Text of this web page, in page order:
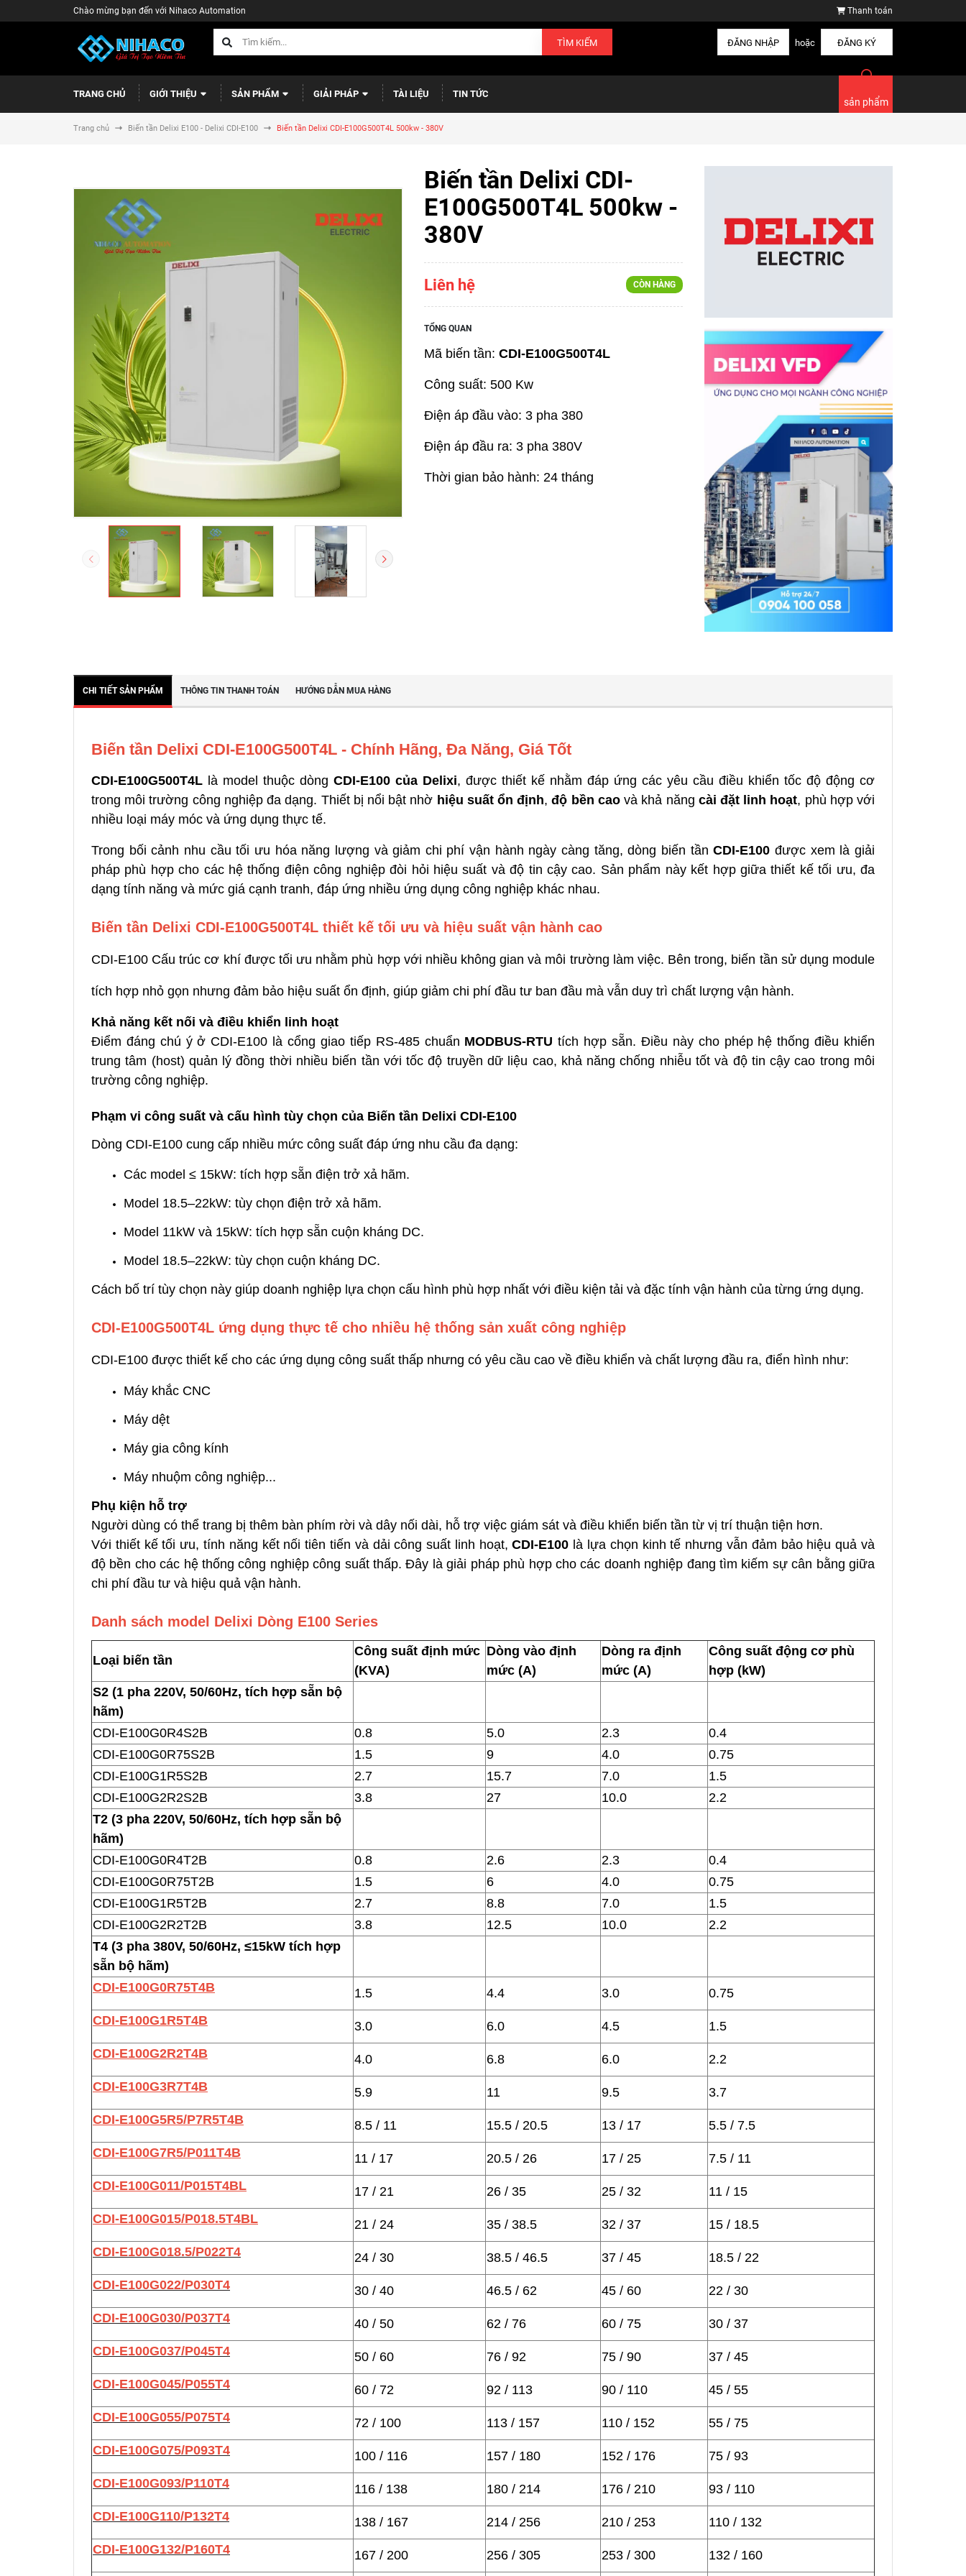
Chào mừng bạn đến với Nihaco Automation Thanh toán
TÌM KIẾM ĐĂNG NHẬP hoặc ĐĂNG KÝ
TRANG CHỦ GIỚI THIỆU SẢN PHẨM GIẢI PHÁP TÀI LIỆU TIN TỨC
sản phẩm
Trang chủ Biến tần Delixi E100 - Delixi CDI-E100 Biến tần Delixi CDI-E100G500T4L 500kw - 380V
Biến tần Delixi CDI-
E100G500T4L 500kw -
380V
Liên hệ CÒN HÀNG
TỔNG QUAN
Mã biến tần: CDI-E100G500T4L
Công suất: 500 Kw
Điện áp đầu vào: 3 pha 380
Điện áp đầu ra: 3 pha 380V
Thời gian bảo hành: 24 tháng
CHI TIẾT SẢN PHẨM THÔNG TIN THANH TOÁN HƯỚNG DẪN MUA HÀNG
Biến tần Delixi CDI-E100G500T4L - Chính Hãng, Đa Năng, Giá Tốt
CDI-E100G500T4L là model thuộc dòng CDI-E100 của Delixi, được thiết kế nhằm đáp ứng các yêu cầu điều khiển tốc độ động cơ
trong môi trường công nghiệp đa dạng. Thiết bị nổi bật nhờ hiệu suất ổn định,độ bền caovà khả năng cài đặt linh hoạt, phù hợp với
nhiều loại máy móc và ứng dụng thực tế.
Trong bối cảnh nhu cầu tối ưu hóa năng lượng và giảm chi phí vận hành ngày càng tăng, dòng biến tầnCDI-E100 được xem là giải
pháp phù hợp cho các hệ thống điện công nghiệp đòi hỏi hiệu suất và độ tin cậy cao. Sản phẩm này kết hợp giữa thiết kế tối ưu, đa
dạng tính năng và mức giá cạnh tranh, đáp ứng nhiều ứng dụng công nghiệp khác nhau.
Biến tần Delixi CDI-E100G500T4L thiết kế tối ưu và hiệu suất vận hành cao
CDI-E100 Cấu trúc cơ khí được tối ưu nhằm phù hợp với nhiều không gian và môi trường làm việc. Bên trong, biến tần sử dụng module
tích hợp nhỏ gọn nhưng đảm bảo hiệu suất ổn định, giúp giảm chi phí đầu tư ban đầu mà vẫn duy trì chất lượng vận hành.
Khả năng kết nối và điều khiển linh hoạt
Điểm đáng chú ý ở CDI-E100 là cổng giao tiếp RS-485 chuẩn MODBUS-RTU tích hợp sẵn. Điều này cho phép hệ thống điều khiển
trung tâm (host) quản lý đồng thời nhiều biến tần với tốc độ truyền dữ liệu cao, khả năng chống nhiễu tốt và độ tin cậy cao trong môi
trường công nghiệp.
Phạm vi công suất và cấu hình tùy chọn của Biến tần Delixi CDI-E100
Dòng CDI-E100 cung cấp nhiều mức công suất đáp ứng nhu cầu đa dạng:
Các model ≤ 15kW: tích hợp sẵn điện trở xả hãm.
Model 18.5–22kW: tùy chọn điện trở xả hãm.
Model 11kW và 15kW: tích hợp sẵn cuộn kháng DC.
Model 18.5–22kW: tùy chọn cuộn kháng DC.
Cách bố trí tùy chọn này giúp doanh nghiệp lựa chọn cấu hình phù hợp nhất với điều kiện tải và đặc tính vận hành của từng ứng dụng.
CDI-E100G500T4L ứng dụng thực tế cho nhiều hệ thống sản xuất công nghiệp
CDI-E100 được thiết kế cho các ứng dụng công suất thấp nhưng có yêu cầu cao về điều khiển và chất lượng đầu ra, điển hình như:
Máy khắc CNC
Máy dệt
Máy gia công kính
Máy nhuộm công nghiệp...
Phụ kiện hỗ trợ
Người dùng có thể trang bị thêm bàn phím rời và dây nối dài, hỗ trợ việc giám sát và điều khiển biến tần từ vị trí thuận tiện hơn.
Với thiết kế tối ưu, tính năng kết nối tiên tiến và dải công suất linh hoạt,CDI-E100 là lựa chọn kinh tế nhưng vẫn đảm bảo hiệu quả và
độ bền cho các hệ thống công nghiệp công suất thấp. Đây là giải pháp phù hợp cho các doanh nghiệp đang tìm kiếm sự cân bằng giữa
chi phí đầu tư và hiệu quả vận hành.
Danh sách model Delixi Dòng E100 Series
Loại biến tần
Công suất định mức
(KVA)
Dòng vào định
mức (A)
Dòng ra định
mức (A)
Công suất động cơ phù
hợp (kW)
S2 (1 pha 220V, 50/60Hz, tích hợp sẵn bộ
hãm)
CDI-E100G0R4S2B
0.8 5.0 2.3
0.4
CDI-E100G0R75S2B
1.5 9 4.0
0.75
CDI-E100G1R5S2B
2.7 15.7 7.0
1.5
CDI-E100G2R2S2B
3.8 27 10.0
2.2
T2 (3 pha 220V, 50/60Hz, tích hợp sẵn bộ
hãm)
CDI-E100G0R4T2B
0.8 2.6 2.3
0.4
CDI-E100G0R75T2B
1.5 6 4.0
0.75
CDI-E100G1R5T2B
2.7 8.8 7.0
1.5
CDI-E100G2R2T2B
3.8 12.5 10.0
2.2
T4 (3 pha 380V, 50/60Hz, ≤15kW tích hợp
sẵn bộ hãm)
CDI-E100G0R75T4B
1.5 4.4 3.0
0.75
CDI-E100G1R5T4B
3.0 6.0 4.5
1.5
CDI-E100G2R2T4B
4.0 6.8 6.0
2.2
CDI-E100G3R7T4B
5.9 11 9.5
3.7
CDI-E100G5R5/P7R5T4B
8.5 / 11 15.5 / 20.5 13 / 17
5.5 / 7.5
CDI-E100G7R5/P011T4B
11 / 17 20.5 / 26 17 / 25
7.5 / 11
CDI-E100G011/P015T4BL
17 / 21 26 / 35 25 / 32
11 / 15
CDI-E100G015/P018.5T4BL
21 / 24 35 / 38.5 32 / 37
15 / 18.5
CDI-E100G018.5/P022T4
24 / 30 38.5 / 46.5 37 / 45
18.5 / 22
CDI-E100G022/P030T4
30 / 40 46.5 / 62 45 / 60
22 / 30
CDI-E100G030/P037T4
40 / 50 62 / 76 60 / 75
30 / 37
CDI-E100G037/P045T4
50 / 60 76 / 92 75 / 90
37 / 45
CDI-E100G045/P055T4
60 / 72 92 / 113 90 / 110
45 / 55
CDI-E100G055/P075T4
72 / 100 113 / 157 110 / 152
55 / 75
CDI-E100G075/P093T4
100 / 116 157 / 180 152 / 176
75 / 93
CDI-E100G093/P110T4
116 / 138 180 / 214 176 / 210
93 / 110
CDI-E100G110/P132T4
138 / 167 214 / 256 210 / 253
110 / 132
CDI-E100G132/P160T4
167 / 200 256 / 305 253 / 300
132 / 160